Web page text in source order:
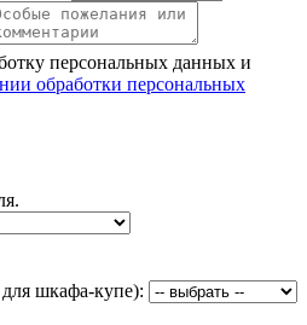
персональных данных и
обработки персональных
шкафа-купе):